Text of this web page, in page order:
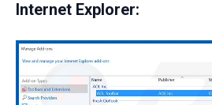
Internet Explorer: